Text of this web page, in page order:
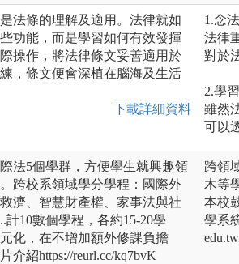
法條的理解及適用。法律就如
功能，而是學習如何有效發揮
操作，將法律條文妥善適用於
，條文便會深植在腦海及生活
下載詳細資料
1.念
法律
對於
2.學
雖然
可以
法5個學群，方便學生就興趣領
跨校系領域學分學程：國際外
濟、智慧財產權、家事法與社
10數個學程，各約15-20學
化，在不增加額外修課負擔
介紹https://reurl.cc/kq7bvK
跨領
木等
本校
學系